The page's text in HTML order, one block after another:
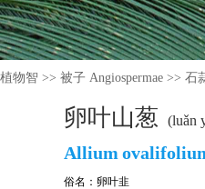
植物智 >> 被子 Angiospermae >> 石
卵叶山葱 (luǎn
Allium
俗名： 卵叶韭